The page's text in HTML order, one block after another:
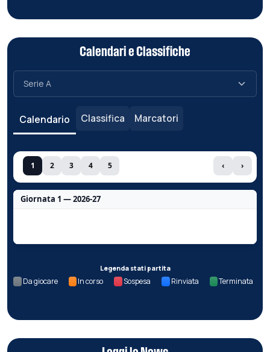
Calendari e Classifiche
Calendario Classifica Marcatori
1 2 3 4 5 ‹ ›
Giornata 1 — 2026-27
Legenda stati partita
Da giocare In corso Sospesa Rinviata Terminata